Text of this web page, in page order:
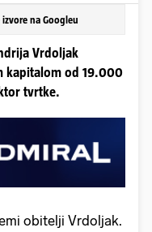
na Googleu
Vrdoljak
kapitalom od 19.000
tvrtke.
obitelji Vrdoljak.